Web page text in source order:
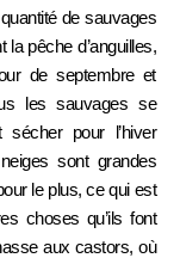
de sauvages
pêche d’anguilles,
de septembre et
les sauvages se
pour l’hiver
sont grandes
le plus, ce qui est
choses qu’ils font
aux castors, où